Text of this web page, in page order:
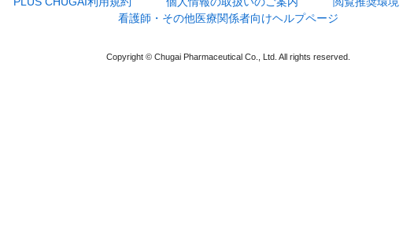
看護師・その他医療関係者向けヘルプページ
Copyright © Chugai Pharmaceutical Co., Ltd. All rights reserved.